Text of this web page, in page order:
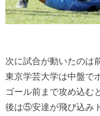
次に試合が動いたのは
東京学芸大学は中盤で
ゴール前まで攻め込む
後は⑤安達が飛び込み